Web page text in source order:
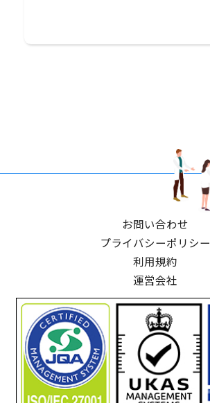
お問い合わせ
プライバシーポリシー
利用規約
運営会社